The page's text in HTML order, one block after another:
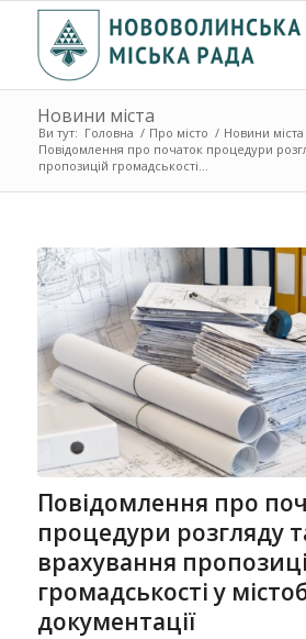
Новини міста
Ви тут: Головна / Про місто / Новини міста
Повідомлення про початок процедури
пропозицій громадськості...
Повідомлення про
процедури розгляду
врахування
громадськості у
документації